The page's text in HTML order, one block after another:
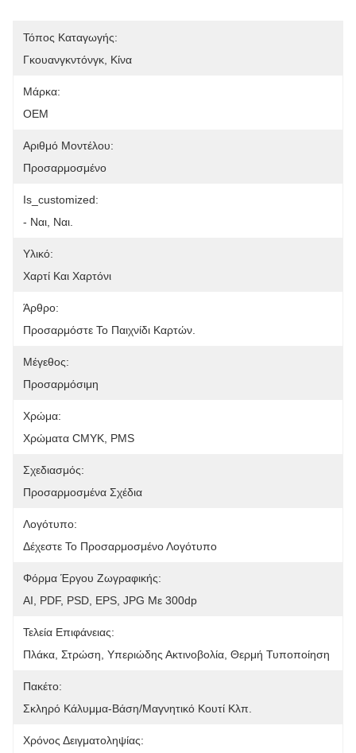
Τόπος Καταγωγής:
Γκουανγκντόνγκ, Κίνα
Μάρκα:
OEM
Αριθμό Μοντέλου:
Προσαρμοσμένο
Is_customized:
- Ναι, Ναι.
Υλικό:
Χαρτί Και Χαρτόνι
Άρθρο:
Προσαρμόστε Το Παιχνίδι Καρτών.
Μέγεθος:
Προσαρμόσιμη
Χρώμα:
Χρώματα CMYK, PMS
Σχεδιασμός:
Προσαρμοσμένα Σχέδια
Λογότυπο:
Δέχεστε Το Προσαρμοσμένο Λογότυπο
Φόρμα Έργου Ζωγραφικής:
AI, PDF, PSD, EPS, JPG Με 300dp
Τελεία Επιφάνειας:
Πλάκα, Στρώση, Υπεριώδης Ακτινοβολία, Θερμή Τυποποίηση
Πακέτο:
Σκληρό Κάλυμμα-Βάση/μαγνητικό Κουτί Κλπ.
Χρόνος Δειγματοληψίας: